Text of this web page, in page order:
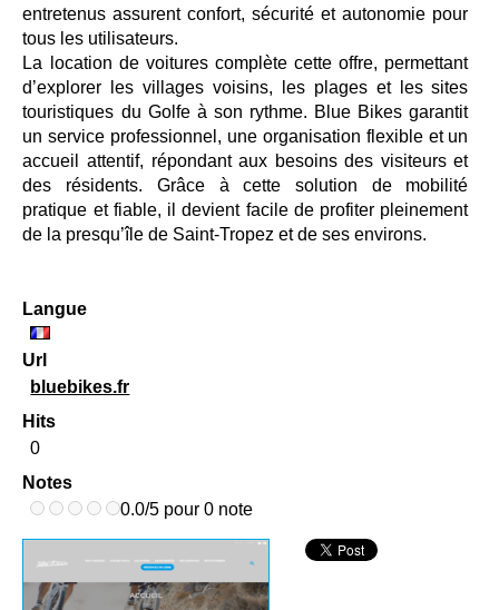
entretenus assurent confort, sécurité et autonomie pour
tous les utilisateurs.
La location de voitures complète cette offre, permettant
d’explorer les villages voisins, les plages et les sites
touristiques du Golfe à son rythme. Blue Bikes garantit
un service professionnel, une organisation flexible et un
accueil attentif, répondant aux besoins des visiteurs et
des résidents. Grâce à cette solution de mobilité
pratique et fiable, il devient facile de profiter pleinement
de la presqu’île de Saint-Tropez et de ses environs.
Langue
Url
bluebikes.fr
Hits
0
Notes
0.0/5 pour 0 note